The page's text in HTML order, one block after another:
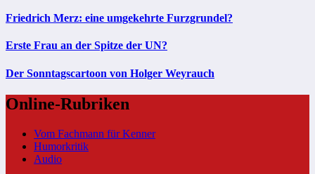
Friedrich Merz: eine umgekehrte Furzgrundel?
Erste Frau an der Spitze der UN?
Der Sonntagscartoon von Holger Weyrauch
Online-Rubriken
Vom Fachmann für Kenner
Humorkritik
Audio